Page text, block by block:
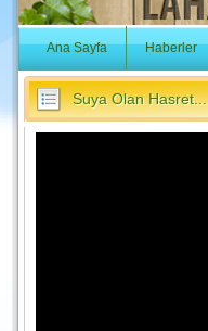
Ana Sayfa Haberler
Suya Olan Hasret...